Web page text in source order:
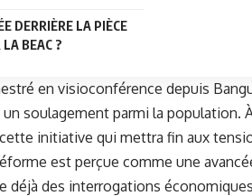
DERRIÈRE LA PIÈCE
BEAC ?
en visioconférence depuis
soulagement parmi la population.
initiative qui mettra fin aux
est perçue comme une
déjà des interrogations